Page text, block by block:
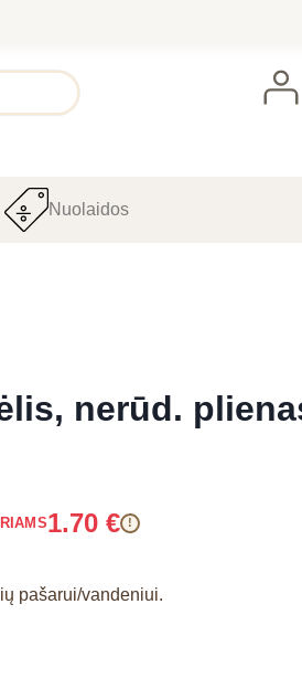
Nuolaidos
nerūd.
1.70 € !
pašarui/vandeniui.